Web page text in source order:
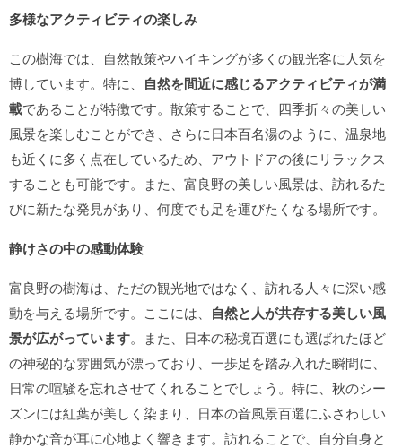
多様なアクティビティの楽しみ
この樹海では、自然散策やハイキングが多くの観光客に人気を
博しています。特に、 自然を間近に感じるアクティビティが満
載であることが特徴です。散策することで、四季折々の美しい
風景を楽しむことができ、さらに日本百名湯のように、温泉地
も近くに多く点在しているため、アウトドアの後にリラックス
することも可能です。また、富良野の美しい風景は、訪れるた
びに新たな発見があり、何度でも足を運びたくなる場所です。
静けさの中の感動体験
富良野の樹海は、ただの観光地ではなく、訪れる人々に深い感
動を与える場所です。ここには、 自然と人が共存する美しい風
景が広がっています。また、日本の秘境百選にも選ばれたほど
の神秘的な雰囲気が漂っており、一歩足を踏み入れた瞬間に、
日常の喧騒を忘れさせてくれることでしょう。特に、秋のシー
ズンには紅葉が美しく染まり、日本の音風景百選にふさわしい
静かな音が耳に心地よく響きます。訪れることで、自分自身と